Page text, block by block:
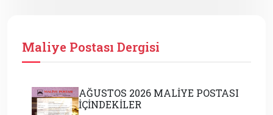
Maliye Postası Dergisi
AĞUSTOS 2026 MALİYE POSTASI
İÇİNDEKİLER